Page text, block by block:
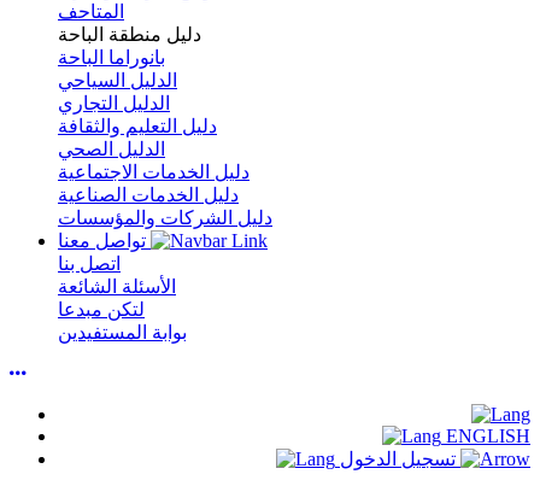
المتاحف
دليل منطقة الباحة
بانوراما الباحة
الدليل السياحي
الدليل التجاري
دليل التعليم والثقافة
الدليل الصحي
دليل الخدمات الاجتماعية
دليل الخدمات الصناعية
دليل الشركات والمؤسسات
اتصل بنا
الأسئلة الشائعة
لتكن مبدعا
بوابة المستفيدين
ENGLISH
تسجيل الدخول